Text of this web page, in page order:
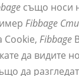
също носи
Fibbage
Cookie, Fibbage
да видите
да